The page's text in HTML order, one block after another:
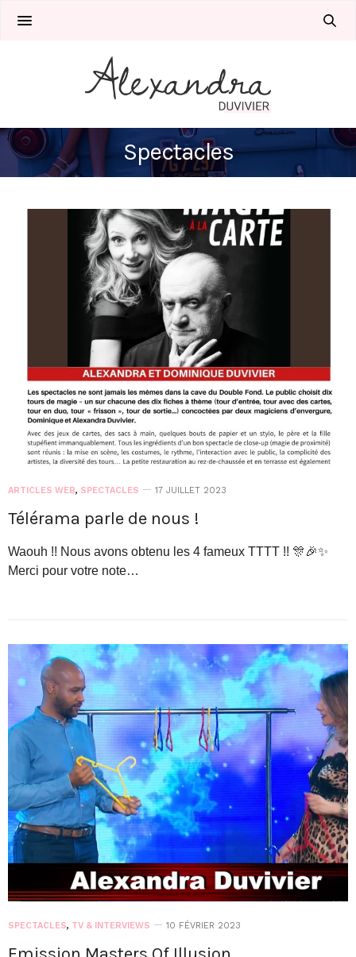
Spectacles
ARTICLES WEB, SPECTACLES 17 JUILLET 2023
Télérama parle de nous !
Waouh !! Nous avons obtenu les 4 fameux TTTT !! 🎊🎉✨
Merci pour votre note…
SPECTACLES, TV & INTERVIEWS 10 FÉVRIER 2023